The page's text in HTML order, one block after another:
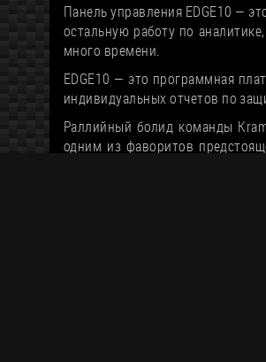
Панель управления EDGE10 —
остальную работу по
много времени.
EDGE10 — это программная
индивидуальных отчетов по
Раллийный болид команды
одним из фаворитов